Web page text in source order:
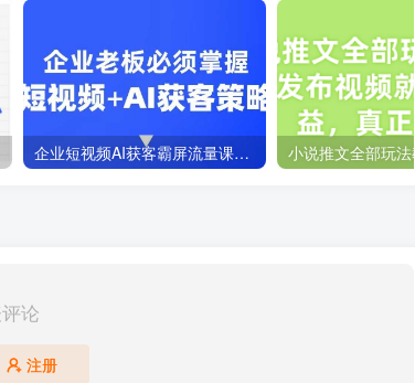
企业短视频AI获客霸屏流量课，6步短视频+AI突围法，3大霸屏抢客策略
论
注册